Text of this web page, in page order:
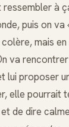
à
puis on va
mais
va
lui proposer
elle pourrait
de dire